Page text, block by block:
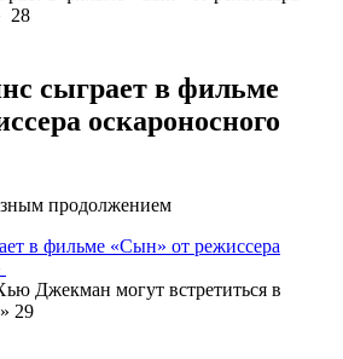
сыграет в фильме
оскароносного
продолжением
в фильме «Сын» от режиссера